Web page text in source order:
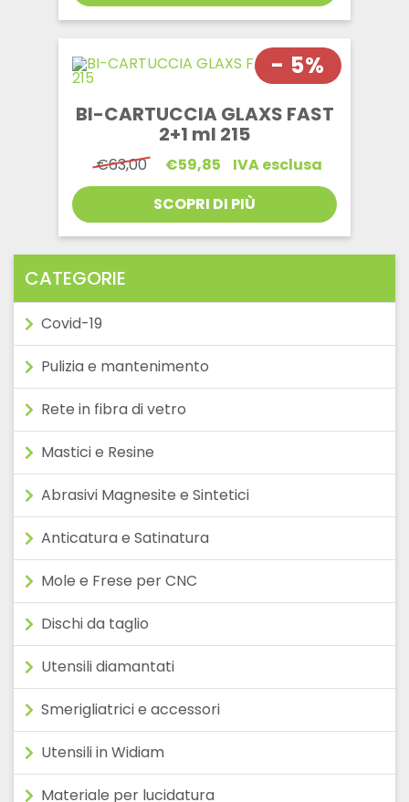
- 5%
BI-CARTUCCIA GLAXS FAST
2+1 ml 215
€63,00 Il
originale
era:
€63,00.
€59,85
Il
attuale
è:
€59,85.
IVA esclusa
SCOPRI DI PIÙ
CATEGORIE
Covid-19
Pulizia e mantenimento
Rete in fibra di vetro
Mastici e Resine
Abrasivi Magnesite e Sintetici
Anticatura e Satinatura
Mole e Frese per CNC
Dischi da taglio
Utensili diamantati
Smerigliatrici e accessori
Utensili in Widiam
Materiale per lucidatura